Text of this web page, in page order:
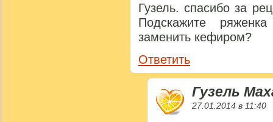
Гузель. спасибо за
Подскажите
заменить кефиром?
Ответить
Гузель
27.01.2014 в 11:40